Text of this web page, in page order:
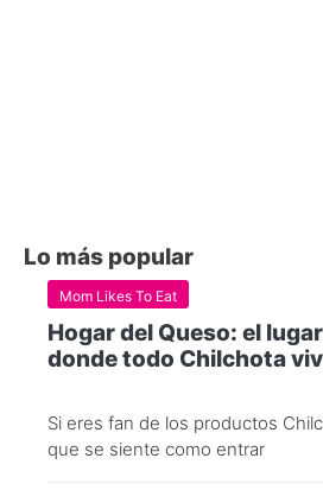
Lo más popular
Mom Likes To Eat
Hogar del Queso: el lugar
donde todo Chilchota
Si eres fan de los productos
que se siente como entrar